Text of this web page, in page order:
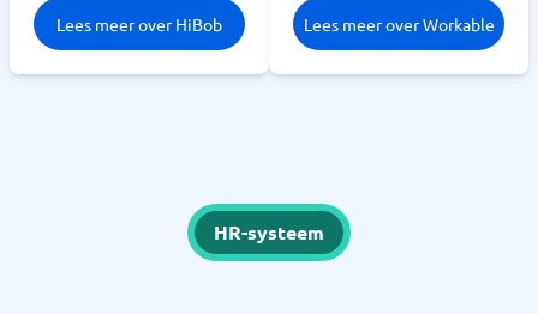
Lees meer over HiBob Lees meer over Workable
HR-systeem